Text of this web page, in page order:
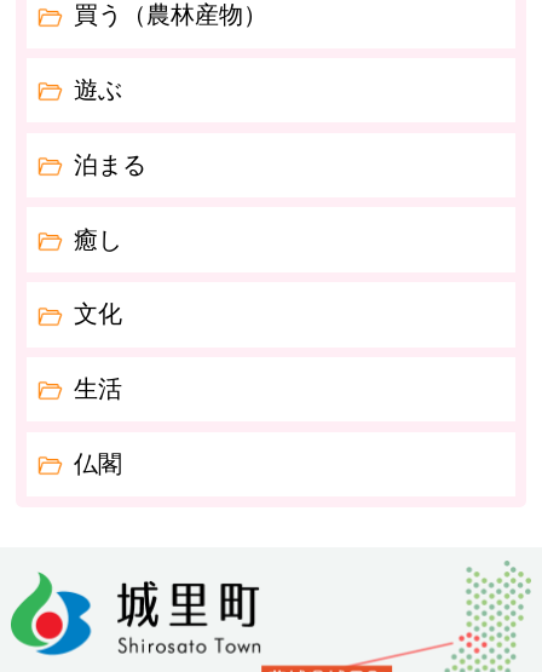
買う（農林産物）
遊ぶ
泊まる
癒し
文化
生活
仏閣